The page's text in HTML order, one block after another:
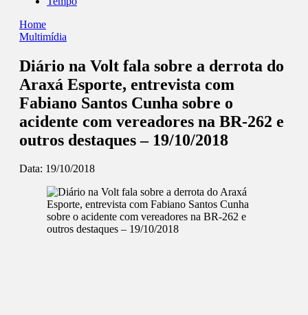
Home
Multimídia
Diário na Volt fala sobre a derrota do
Araxá Esporte, entrevista com
Fabiano Santos Cunha sobre o
acidente com vereadores na BR-262 e
outros destaques – 19/10/2018
Data: 19/10/2018